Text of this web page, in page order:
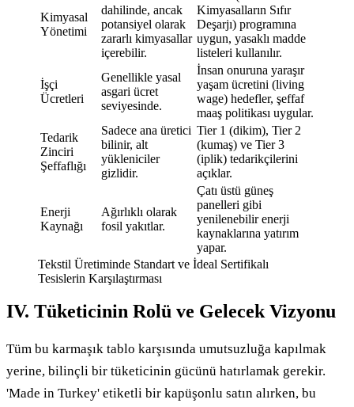
Kimyasal
Yönetimi
dahilinde, ancak
potansiyel olarak
zararlı kimyasallar
içerebilir.
Kimyasalların Sıfır
Deşarjı) programına
uygun, yasaklı madde
listeleri kullanılır.
İşçi
Ücretleri
Genellikle yasal
asgari ücret
seviyesinde.
İnsan onuruna yaraşır
yaşam ücretini (living
wage) hedefler, şeffaf
maaş politikası uygular.
Tedarik
Zinciri
Şeffaflığı
Sadece ana üretici
bilinir, alt
yükleniciler
gizlidir.
Tier 1 (dikim), Tier 2
(kumaş) ve Tier 3
(iplik) tedarikçilerini
açıklar.
Enerji
Kaynağı
Ağırlıklı olarak
fosil yakıtlar.
Çatı üstü güneş
panelleri gibi
yenilenebilir enerji
kaynaklarına yatırım
yapar.
Tekstil Üretiminde Standart ve İdeal Sertifikalı
Tesislerin Karşılaştırması
IV. Tüketicinin Rolü ve Gelecek Vizyonu
Tüm bu karmaşık tablo karşısında umutsuzluğa kapılmak
yerine, bilinçli bir tüketicinin gücünü hatırlamak gerekir.
'Made in Turkey' etiketli bir kapüşonlu satın alırken, bu